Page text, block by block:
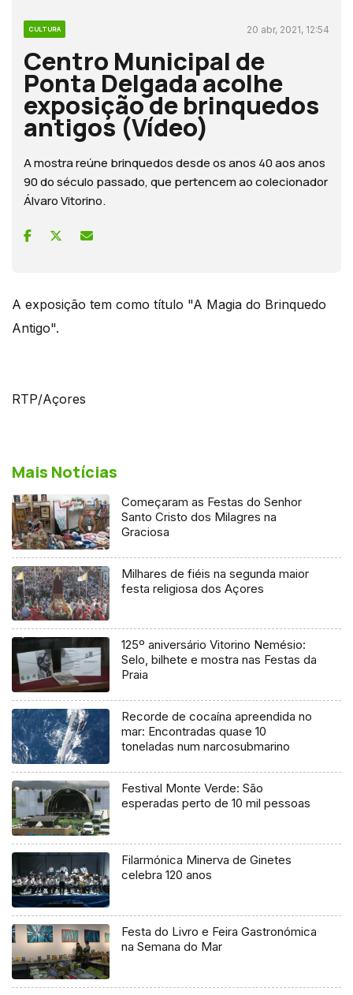
CULTURA 20 abr, 2021, 12:54
Centro Municipal de
Ponta Delgada acolhe
exposição de brinquedos
antigos (Vídeo)
A mostra reúne brinquedos desde os anos 40 aos anos
90 do século passado, que pertencem ao colecionador
Álvaro Vitorino.
A exposição tem como título "A Magia do Brinquedo
Antigo".
RTP/Açores
Mais Notícias
Começaram as Festas do Senhor
Santo Cristo dos Milagres na
Graciosa
Milhares de fiéis na segunda maior
festa religiosa dos Açores
125º aniversário Vitorino Nemésio:
Selo, bilhete e mostra nas Festas da
Praia
Recorde de cocaína apreendida no
mar: Encontradas quase 10
toneladas num narcosubmarino
Festival Monte Verde: São
esperadas perto de 10 mil pessoas
Filarmónica Minerva de Ginetes
celebra 120 anos
Festa do Livro e Feira Gastronómica
na Semana do Mar